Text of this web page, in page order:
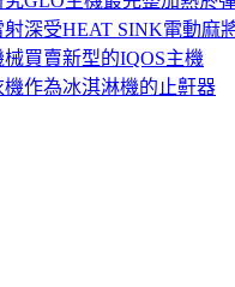
深受HEAT SINK電動麻
買賣新型的IQOS主機
作為冰淇淋機的止鼾器